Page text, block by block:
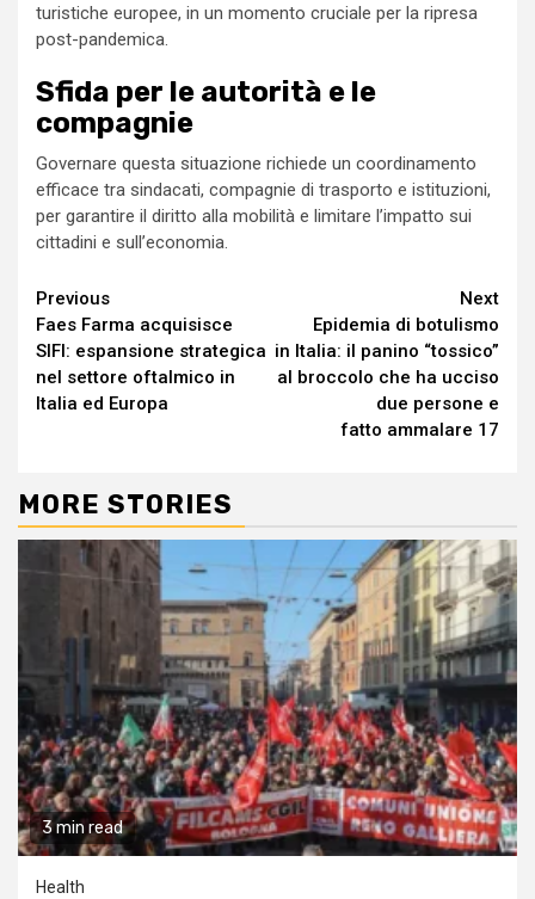
turistiche europee, in un momento cruciale per la ripresa
post-pandemica.
Sfida per le autorità e le
compagnie
Governare questa situazione richiede un coordinamento
efficace tra sindacati, compagnie di trasporto e istituzioni,
per garantire il diritto alla mobilità e limitare l’impatto sui
cittadini e sull’economia.
Continue
Reading
Previous
Faes Farma acquisisce
SIFI: espansione strategica
nel settore oftalmico in
Italia ed Europa
Next
Epidemia di botulismo
in Italia: il panino “tossico”
al broccolo che ha ucciso
due persone e
fatto ammalare 17
MORE STORIES
3 min read
Health